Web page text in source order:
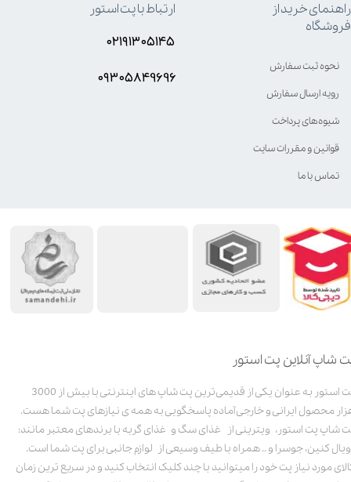
شاپ آنلاین پت استور
پت استور به عنوان یکی از قدیمی‌ترین پت شاپ های اینترنتی با بیش از 3000
محصول ایرانی و خارجی آماده پاسخگویی به همه ی نیازهای پت شما هست.
شاپ پت استور، ویترینی از غذای سگ و غذای گربه با برندهای معتبر مانند:
کنین، جوسرا و .. همراه با طیف وسیعی از لوازم جانبی برای پت شما است.
مورد نیاز پت خود را میتوانید با چند کلیک انتخاب کنید و در سریع ترین زمان
راهنمای خرید از
فروشگاه
نحوه ثبت سفارش
رویه ارسال سفارش
شیوه‌های پرداخت
قوانین و مقررات سایت
تماس با ما
ارتباط با پت استور
۰۲۱۹۱۳۰۵۱۴۵
۰۹۳۰۵8۴9696